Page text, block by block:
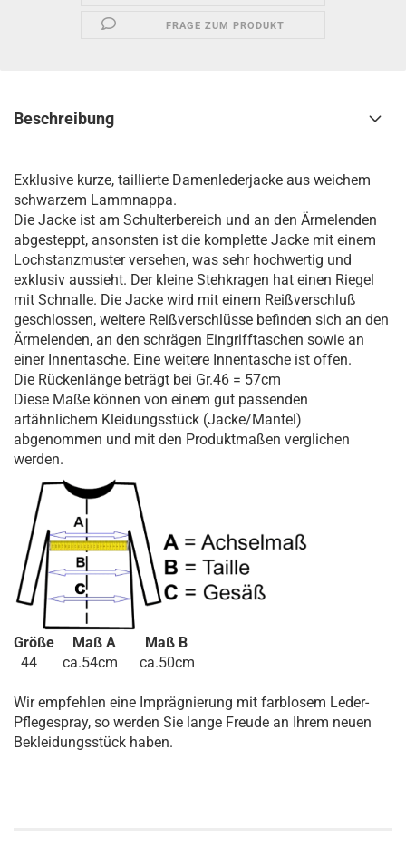
FRAGE ZUM PRODUKT
Beschreibung
Exklusive kurze, taillierte Damenlederjacke aus weichem
schwarzem Lammnappa.
Die Jacke ist am Schulterbereich und an den Ärmelenden
abgesteppt, ansonsten ist die komplette Jacke mit einem
Lochstanzmuster versehen, was sehr hochwertig und
exklusiv aussieht. Der kleine Stehkragen hat einen Riegel
mit Schnalle. Die Jacke wird mit einem Reißverschluß
geschlossen, weitere Reißverschlüsse befinden sich an den
Ärmelenden, an den schrägen Eingrifftaschen sowie an
einer Innentasche. Eine weitere Innentasche ist offen.
Die Rückenlänge beträgt bei Gr.46 = 57cm
Diese Maße können von einem gut passenden
artähnlichem Kleidungsstück (Jacke/Mantel)
abgenommen und mit den Produktmaßen verglichen
werden.
Größe Maß A Maß B
44 ca.54cm ca.50cm
Wir empfehlen eine Imprägnierung mit farblosem Leder-
Pflegespray, so werden Sie lange Freude an Ihrem neuen
Bekleidungsstück haben.